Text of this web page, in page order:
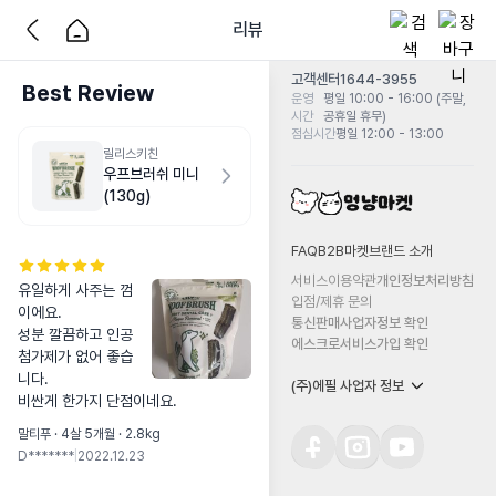
리뷰
Best Review
릴리스키친
우프브러쉬 미니
(130g)
유일하게 사주는 껌
이에요.
성분 깔끔하고 인공
첨가제가 없어 좋습
니다.
비싼게 한가지 단점이네요.
말티푸 · 4살 5개월 · 2.8kg
D******* 2022.12.23
고객센터1644-3955
운영
시간
평일 10:00 - 16:00 (주말,
공휴일 휴무)
점심시간평일 12:00 - 13:00
FAQB2B마켓 브랜드 소개
서비스이용약관개인정보처리방침
입점/제휴 문의
통신판매사업자정보 확인
에스크로서비스가입 확인
(주)에필 사업자 정보